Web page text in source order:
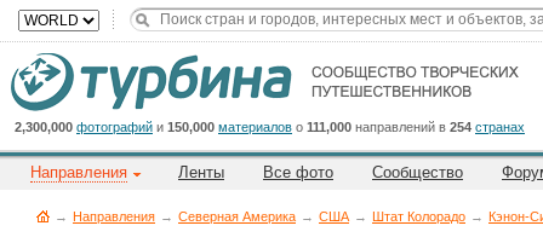
2,300,000 фотографий и 150,000 материалов о 111,000 направлений в 254 странах
Направления Ленты Все фото Сообщество
→ Направления → Северная Америка → CША → Штат Колорадо → Кэнон-
Cейчас
на
сайте:
Title